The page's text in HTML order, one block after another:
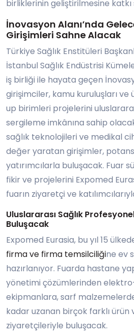
birliklerinin geliştirilmesine
İnovasyon Alanı’nda
Girişimleri Sahne Alacak
Türkiye Sağlık Enstitüleri
İstanbul Sağlık Endüstrisi
iş birliği ile hayata geçen
girişimciler, kamu kuruluşları
up birimleri projelerini
sergileme imkânına sahip
sağlık teknolojileri ve medikal
değer yaratan girişimler,
yatırımcılarla buluşacak. Fuar
fikir ve projelerini Expomed
fuarın ziyaretçi ve
Uluslararası Sağlık
Buluşacak
Expomed Eurasia, bu yıl 15
firma ve firma temsilciliğine ev
hazırlanıyor. Fuarda hastane
yönetimi çözümlerinden
ekipmanlara, sarf
kadar uzanan birçok farklı ürün
ziyaretçileriyle buluşacak.